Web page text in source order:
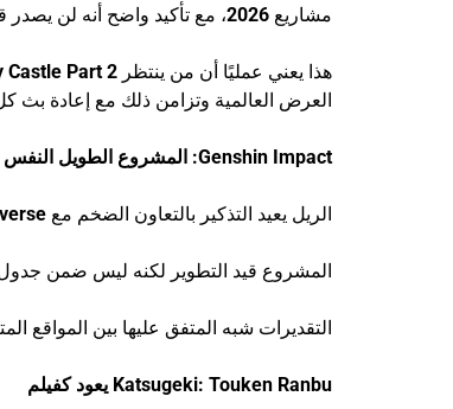
مشاريع 2026، مع تأكيد واضح أنه لن يصدر
هذا يعني عمليًا أن من ينتظر Castle Part 2
العرض العالمية وتزامن ذلك مع إعادة بث
Genshin Impact: المشروع الطويل النفس
الريل يعيد التذكير بالتعاون الضخم مع
المشروع قيد التطوير لكنه ليس ضمن
التقديرات شبه المتفق عليها بين المواقع
Katsugeki: Touken Ranbu يعود كفيلم